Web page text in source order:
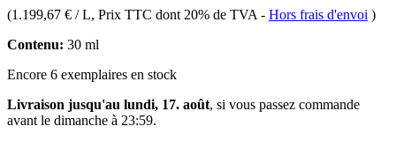
(1.199,67 € / L, Prix TTC dont 20% de TVA - Hors frais d'envoi )
Contenu: 30 ml
Encore 6 exemplaires en stock
Livraison jusqu'au lundi, 17. août, si vous passez commande
avant le dimanche à 23:59.